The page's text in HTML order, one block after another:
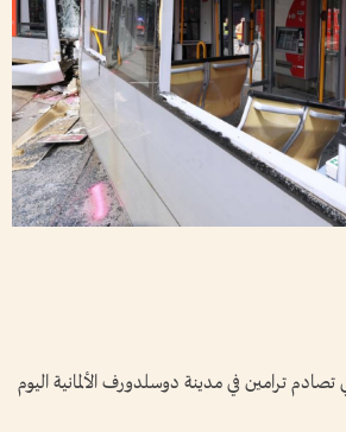
في تصادم ترامين في مدينة دوسلدورف الألمانية اليوم